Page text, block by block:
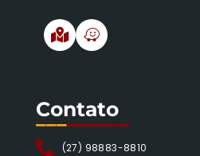
Contato
(27) 98883-8810
_________